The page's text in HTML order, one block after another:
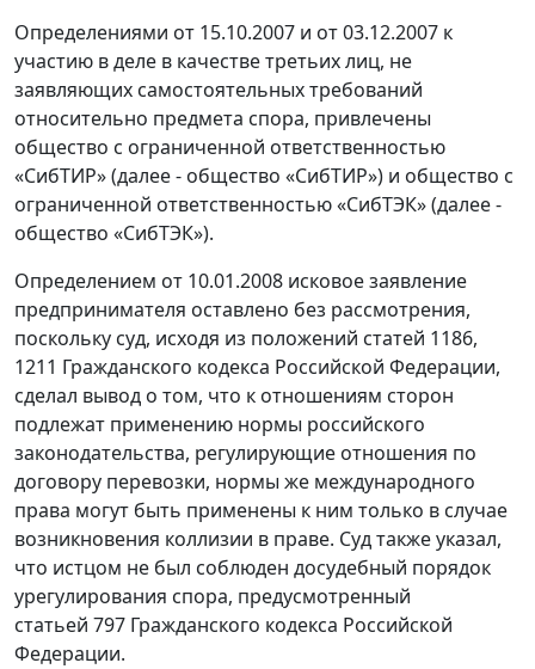
Определениями от 15.10.2007 и от 03.12.2007 к
участию в деле в качестве третьих лиц, не
заявляющих самостоятельных требований
относительно предмета спора, привлечены
общество с ограниченной ответственностью
«СибТИР» (далее - общество «СибТИР») и общество с
ограниченной ответственностью «СибТЭК» (далее -
общество «СибТЭК»).
Определением от 10.01.2008 исковое заявление
предпринимателя оставлено без рассмотрения,
поскольку суд, исходя из положений статей 1186,
1211 Гражданского кодекса Российской Федерации,
сделал вывод о том, что к отношениям сторон
подлежат применению нормы российского
законодательства, регулирующие отношения по
договору перевозки, нормы же международного
права могут быть применены к ним только в случае
возникновения коллизии в праве. Суд также указал,
что истцом не был соблюден досудебный порядок
урегулирования спора, предусмотренный
статьей 797 Гражданского кодекса Российской
Федерации.